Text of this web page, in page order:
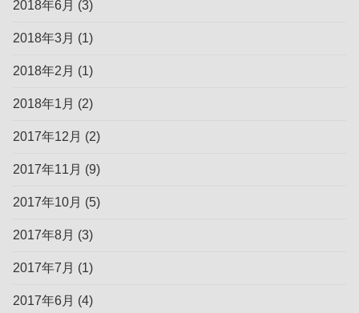
2018年6月 (3)
2018年3月 (1)
2018年2月 (1)
2018年1月 (2)
2017年12月 (2)
2017年11月 (9)
2017年10月 (5)
2017年8月 (3)
2017年7月 (1)
2017年6月 (4)